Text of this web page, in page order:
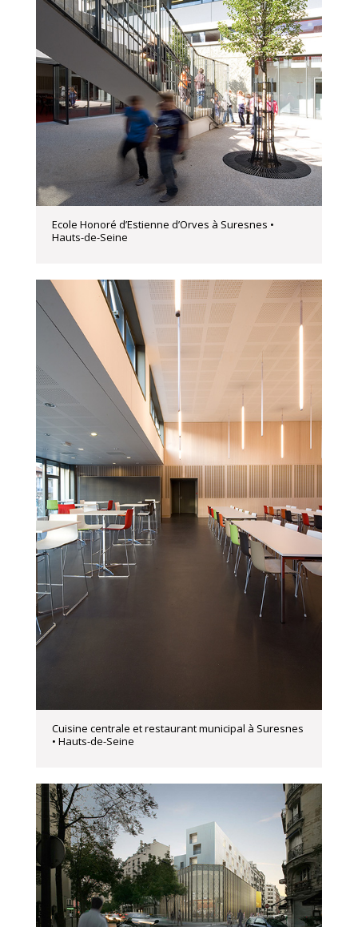
Ecole Honoré d’Estienne d’Orves à Suresnes •
Hauts-de-Seine
Cuisine centrale et restaurant municipal à Suresnes
• Hauts-de-Seine